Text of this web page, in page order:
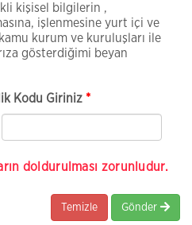
kişisel bilgilerin ,
işlenmesine yurt içi ve
kurum ve kuruluşları ile
gösterdiğimi beyan
Kodu Giriniz *
doldurulması zorunludur.
Temizle Gönder